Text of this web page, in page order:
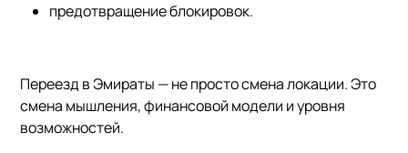
предотвращение блокировок.
Переезд в Эмираты — не просто смена локации. Это
смена мышления, финансовой модели и уровня
возможностей.